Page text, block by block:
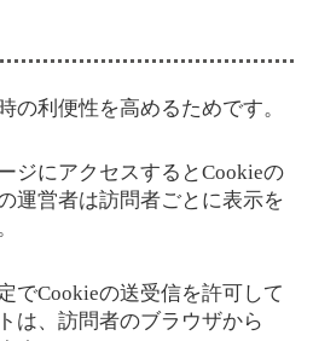
の利便性を高めるためです。
ジにアクセスするとCookieの
運営者は訪問者ごとに表示を
でCookieの送受信を許可して
は、訪問者のブラウザから